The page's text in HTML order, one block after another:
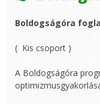
Boldogságóra
( Kis csoport )
A Boldogságóra